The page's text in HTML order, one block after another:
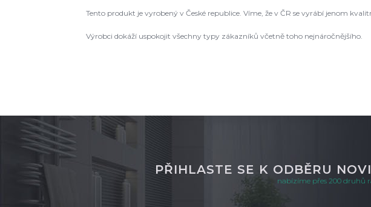
Tento produkt je vyrobený v České republice. Víme, že v ČR se vyrábí jenom
Výrobci dokáží uspokojit všechny typy zákazníků včetně toho nejnáročnějšího.
PŘIHLASTE SE K ODBĚRU
nabízíme přes 200 druhů